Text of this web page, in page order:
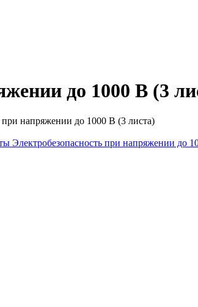
до 1000 В (3
напряжении до 1000 В (3 листа)